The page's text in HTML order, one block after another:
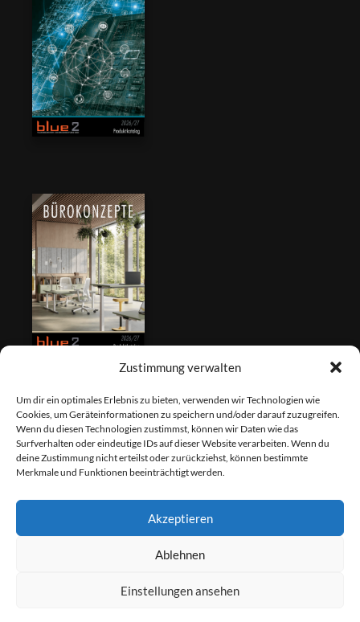
Zustimmung verwalten
Um dir ein optimales Erlebnis zu bieten, verwenden wir Technologien wie
Cookies, um Geräteinformationen zu speichern und/oder darauf zuzugreifen.
Wenn du diesen Technologien zustimmst, können wir Daten wie das
Surfverhalten oder eindeutige IDs auf dieser Website verarbeiten. Wenn du
deine Zustimmung nicht erteilst oder zurückziehst, können bestimmte
Merkmale und Funktionen beeinträchtigt werden.
Akzeptieren
Ablehnen
Einstellungen ansehen
Newsletter - Anmeldung